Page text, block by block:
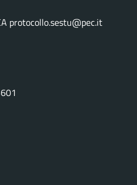
protocollo.sestu@pec.it